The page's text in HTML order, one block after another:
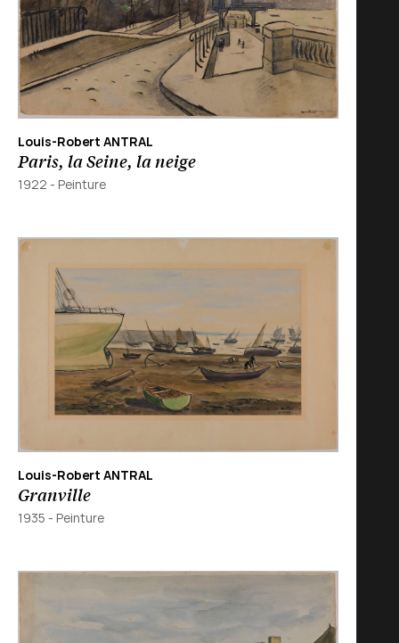
Louis-Robert ANTRAL
Paris, la Seine, la neige
1922 - Peinture
Louis-Robert ANTRAL
Granville
1935 - Peinture